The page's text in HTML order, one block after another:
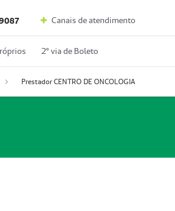
Canais de atendimento
2º via de Boleto
Prestador CENTRO DE ONCOLOGIA